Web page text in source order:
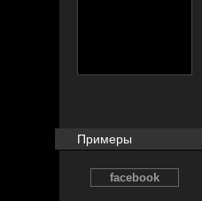
Примеры
facebook